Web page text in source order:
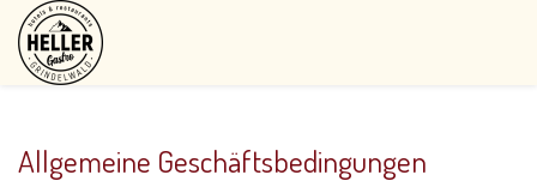
Allgemeine Geschäftsbedingungen